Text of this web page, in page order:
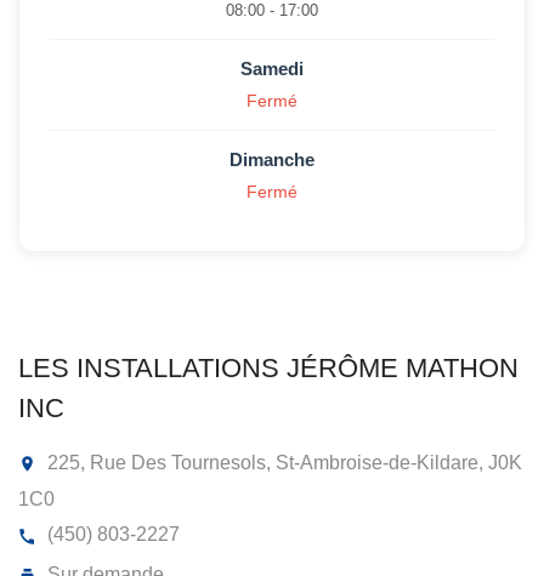
08:00 - 17:00
Samedi
Fermé
Dimanche
Fermé